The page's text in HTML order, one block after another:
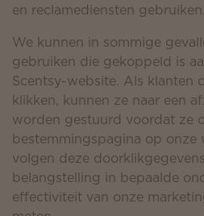
en reclamediensten gebruiken.
We kunnen in sommige
gebruiken die gekoppeld is
Scentsy-website. Als klanten
klikken, kunnen ze naar een
worden gestuurd voordat ze
bestemmingspagina op onze
volgen deze
belangstelling in bepaalde
effectiviteit van onze